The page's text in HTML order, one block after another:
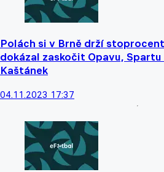
Polách si v Brně drží
dokázal zaskočit Opavu,
Kaštánek
04.11.2023 17:37